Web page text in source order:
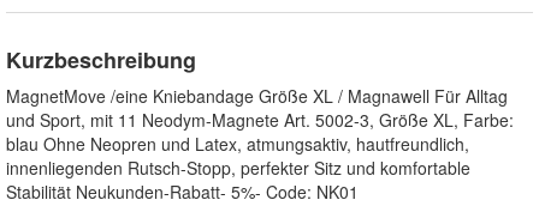
Kurzbeschreibung
MagnetMove /eine Kniebandage Größe XL / Magnawell Für Alltag
und Sport, mit 11 Neodym-Magnete Art. 5002-3, Größe XL, Farbe:
blau Ohne Neopren und Latex, atmungsaktiv, hautfreundlich,
innenliegenden Rutsch-Stopp, perfekter Sitz und komfortable
Stabilität Neukunden-Rabatt- 5%- Code: NK01